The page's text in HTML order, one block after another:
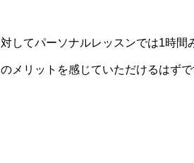
対してパーソナルレッスンでは1時間
のメリットを感じていただけるはずで